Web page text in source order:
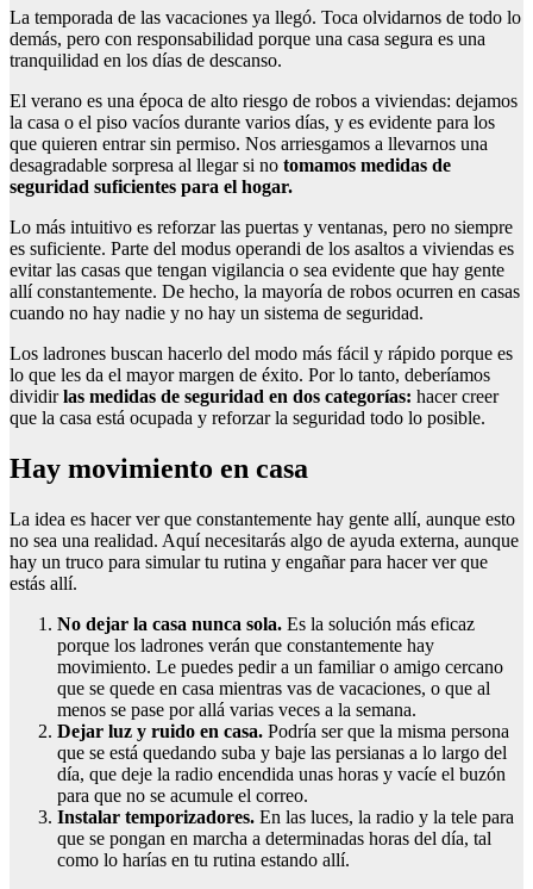
La temporada de las vacaciones ya llegó. Toca olvidarnos de todo lo
demás, pero con responsabilidad porque una casa segura es una
tranquilidad en los días de descanso.
El verano es una época de alto riesgo de robos a viviendas: dejamos
la casa o el piso vacíos durante varios días, y es evidente para los
que quieren entrar sin permiso. Nos arriesgamos a llevarnos una
desagradable sorpresa al llegar si no tomamos medidas de
seguridad suficientes para el hogar.
Lo más intuitivo es reforzar las puertas y ventanas, pero no siempre
es suficiente. Parte del modus operandi de los asaltos a viviendas es
evitar las casas que tengan vigilancia o sea evidente que hay gente
allí constantemente. De hecho, la mayoría de robos ocurren en casas
cuando no hay nadie y no hay un sistema de seguridad.
Los ladrones buscan hacerlo del modo más fácil y rápido porque es
lo que les da el mayor margen de éxito. Por lo tanto, deberíamos
dividirlas medidas de seguridad en dos categorías: hacer creer
que la casa está ocupada y reforzar la seguridad todo lo posible.
Hay movimiento en casa
La idea es hacer ver que constantemente hay gente allí, aunque esto
no sea una realidad. Aquí necesitarás algo de ayuda externa, aunque
hay un truco para simular tu rutina y engañar para hacer ver que
estás allí.
No dejar la casa nunca sola. Es la solución más eficaz
porque los ladrones verán que constantemente hay
movimiento. Le puedes pedir a un familiar o amigo cercano
que se quede en casa mientras vas de vacaciones, o que al
menos se pase por allá varias veces a la semana.
Dejar luz y ruido en casa. Podría ser que la misma persona
que se está quedando suba y baje las persianas a lo largo del
día, que deje la radio encendida unas horas y vacíe el buzón
para que no se acumule el correo.
Instalar temporizadores. En las luces, la radio y la tele para
que se pongan en marcha a determinadas horas del día, tal
como lo harías en tu rutina estando allí.